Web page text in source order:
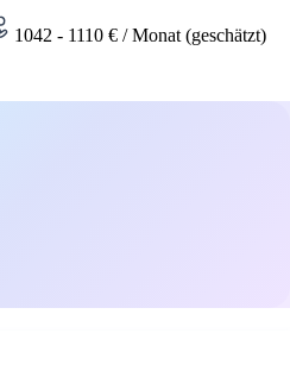
1042 - 1110 € / Monat (geschätzt)